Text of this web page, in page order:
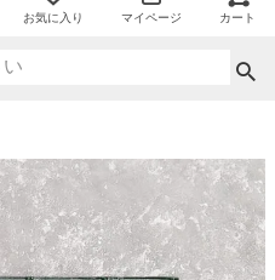
お気に入り マイページ カート